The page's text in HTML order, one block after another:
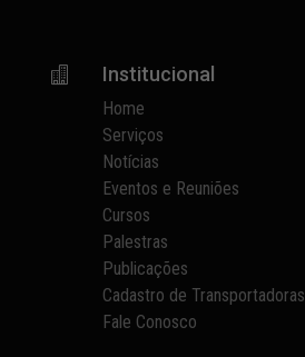
 Institucional
Home
Serviços
Notícias
Eventos e Reuniões
Cursos
Palestras
Publicações
Cadastro de Transportadoras
Fale Conosco